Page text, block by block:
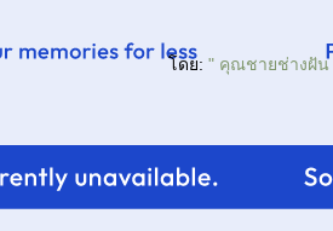
ดย: " คุณชายช่างฝั